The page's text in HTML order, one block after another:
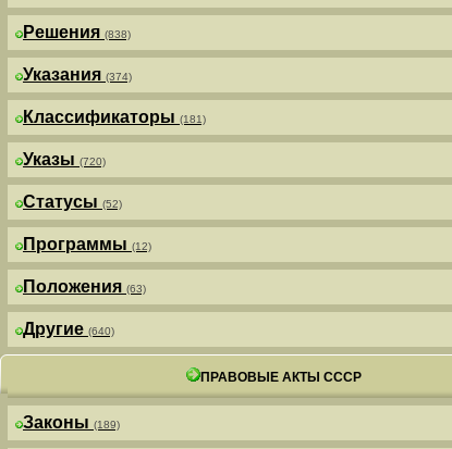
Решения (838)
Указания (374)
Классификаторы (181)
Указы (720)
Статусы (52)
Программы (12)
Положения (63)
Другие (640)
ПРАВОВЫЕ АКТЫ СССР
Законы (189)